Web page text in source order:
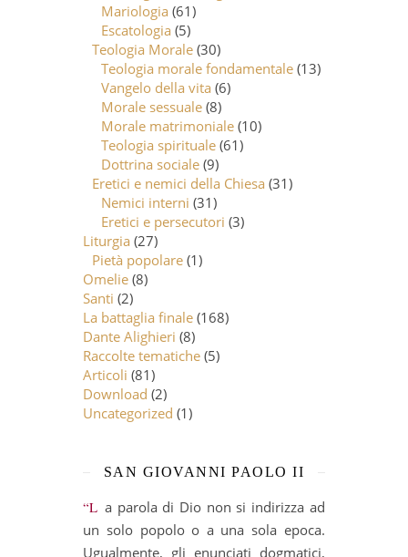
Mariologia (61)
Escatologia (5)
Teologia Morale (30)
Teologia morale fondamentale (13)
Vangelo della vita (6)
Morale sessuale (8)
Morale matrimoniale (10)
Teologia spirituale (61)
Dottrina sociale (9)
Eretici e nemici della Chiesa (31)
Nemici interni (31)
Eretici e persecutori (3)
Liturgia (27)
Pietà popolare (1)
Omelie (8)
Santi (2)
La battaglia finale (168)
Dante Alighieri (8)
Raccolte tematiche (5)
Articoli (81)
Download (2)
Uncategorized (1)
SAN GIOVANNI PAOLO II
“La parola di Dio non si indirizza ad
un solo popolo o a una sola epoca.
Ugualmente, gli enunciati dogmatici,